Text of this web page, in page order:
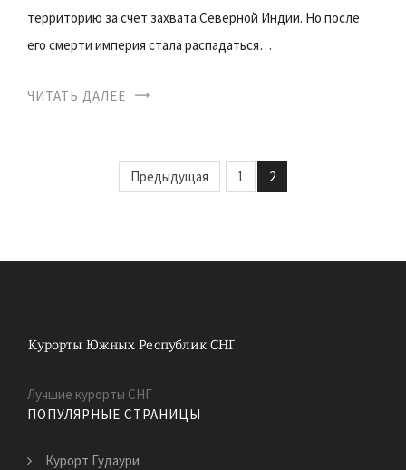
территорию за счет захвата Северной Индии. Но после
его смерти империя стала распадаться…
ЧИТАТЬ ДАЛЕЕ
Предыдущая 1 2
Лучшие курорты СНГ
ПОПУЛЯРНЫЕ СТРАНИЦЫ
Курорт Гудаури